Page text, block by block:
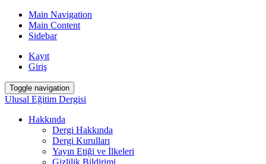
Main Navigation
Main Content
Sidebar
Kayıt
Giriş
Toggle navigation
Ulusal Eğitim Dergisi
Hakkında
Dergi Hakkında
Dergi Kurulları
Yayın Etiği ve İlkeleri
Gizlilik Bildirimi